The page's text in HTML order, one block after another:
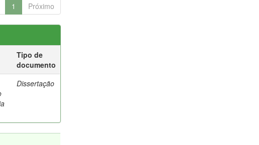
1 Próximo
Tipo de
documento
Dissertação